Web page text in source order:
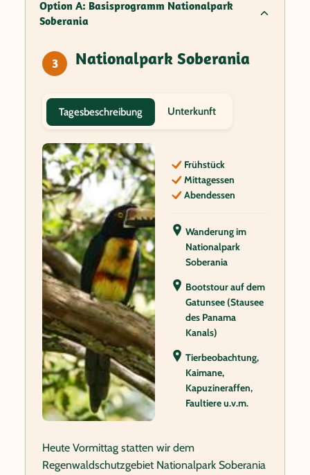
Option A: Basisprogramm Nationalpark
Soberania
3 Nationalpark Soberania
Tagesbeschreibung Unterkunft
Frühstück
Mittagessen
Abendessen
Wanderung im
Nationalpark
Soberania
Bootstour auf dem
Gatunsee (Stausee
des Panama
Kanals)
Tierbeobachtung,
Kaimane,
Kapuzineraffen,
Faultiere u.v.m.
Heute Vormittag statten wir dem
Regenwaldschutzgebiet Nationalpark Soberania